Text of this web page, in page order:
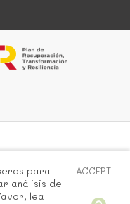
ACCEPT
para
análisis de
lea